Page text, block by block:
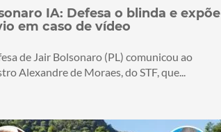
IA: Defesa o blinda e expõe
em caso de vídeo
de Jair Bolsonaro (PL) comunicou ao
Alexandre de Moraes, do STF, que...